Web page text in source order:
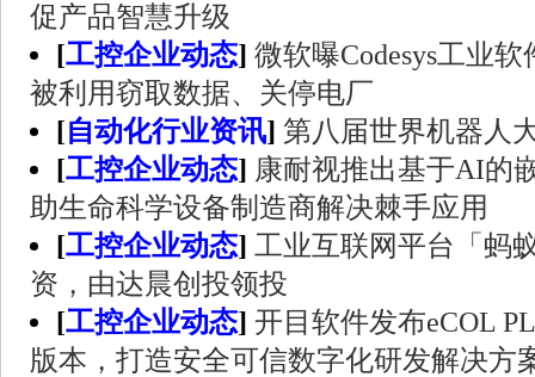
促产品智慧升级
[工控企业动态] 微软曝Codesys工业
被利用窃取数据、关停电厂
[自动化行业资讯] 第八届世界机器人
[工控企业动态] 康耐视推出基于AI的
助生命科学设备制造商解决棘手应用
[工控企业动态] 工业互联网平台「蚂
资，由达晨创投领投
[工控企业动态] 开目软件发布eCOL
版本，打造安全可信数字化研发解决方